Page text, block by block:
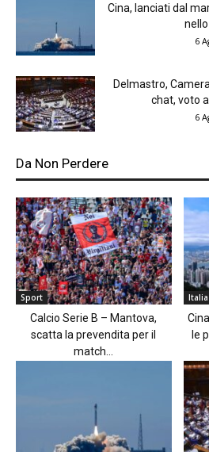
Cina, lanciati dal
6
Delmastro,
chat, voto
6
Da Non Perdere
Sport
Calcio Serie B – Mantova,
scatta la prevendita per il
match...
le